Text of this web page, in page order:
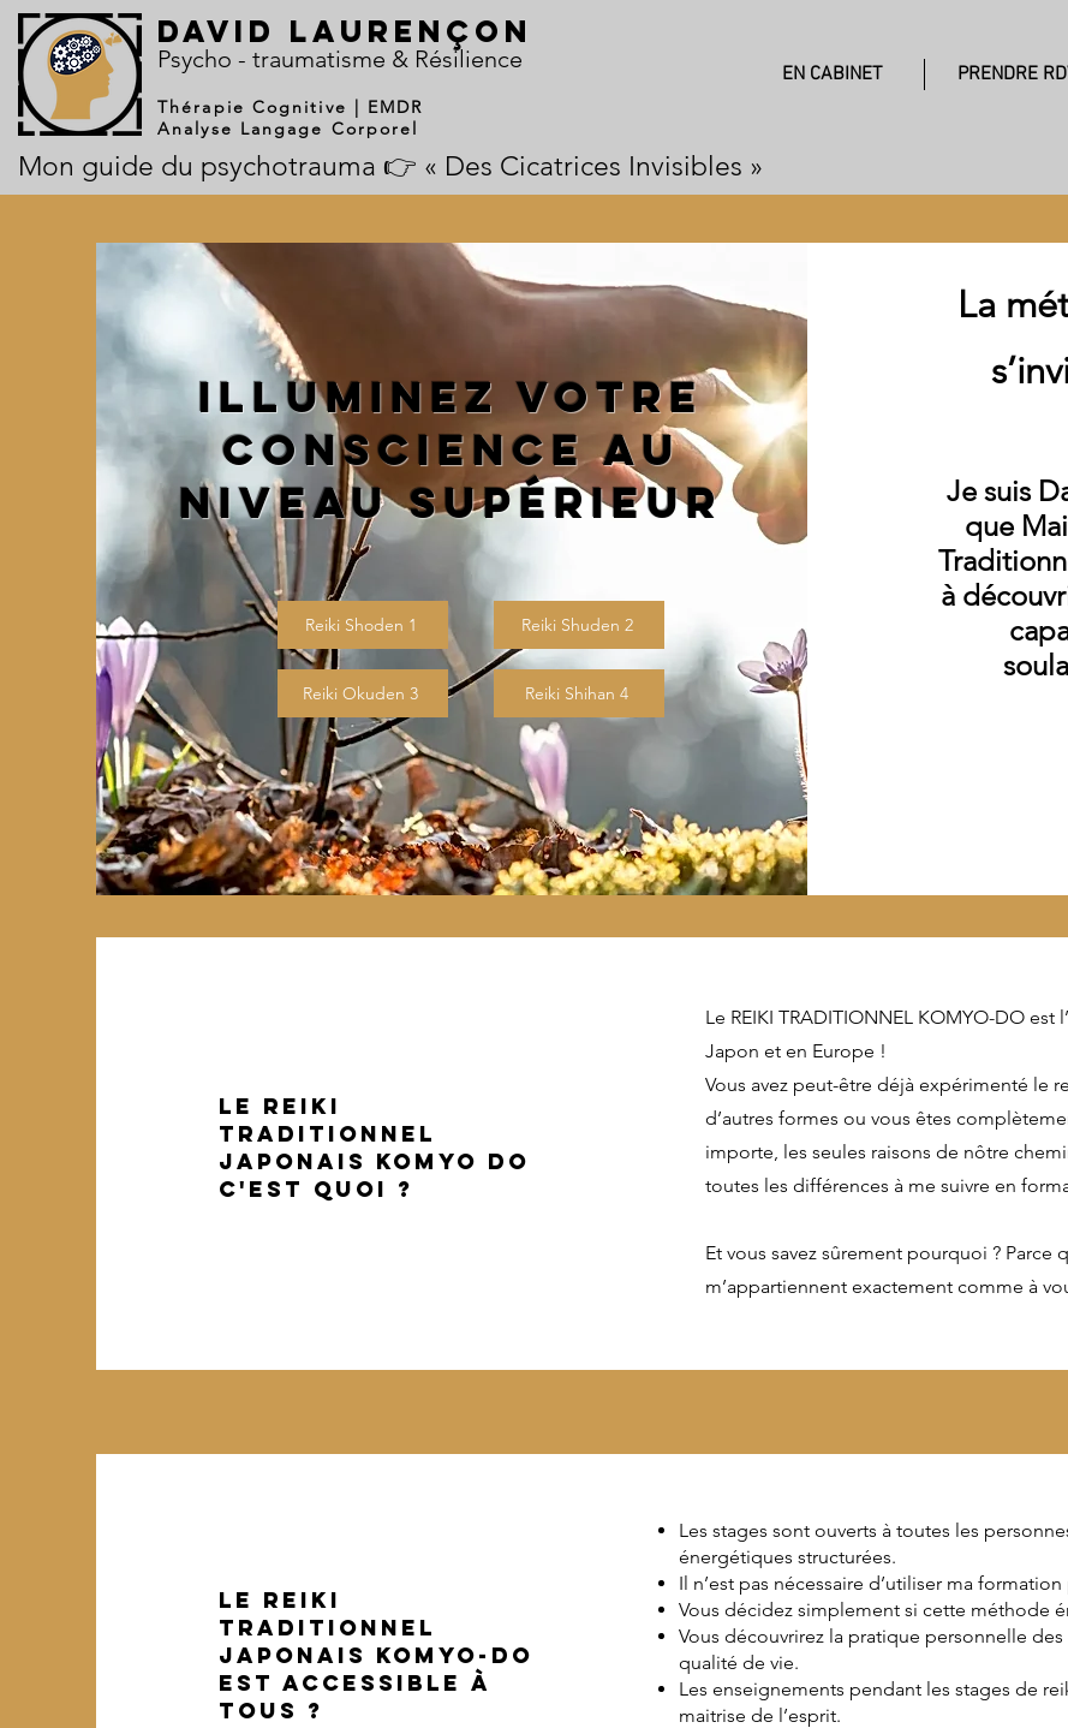
DAVID LAURENÇON
​Psycho - traumatisme & Résilience
Thérapie Cognitive | EMDR
Analyse Langage Corporel
EN CABINET PRENDRE
Mon guide du psychotrauma 👉 « Des Cicatrices Invisibles »
Illuminez votre
conscience au
niveau supérieur
Reiki Shoden 1
Reiki Okuden 3
Reiki Shuden 2
Reiki Shihan 4
La
Je suis
que
à
Le reiki
traditionnel
japonais Komyo Do
C'EST QUOI ?
Le REIKI TRADITIONNEL KOMYO-DO
Japon et en Europe !
Vous avez peut-être déjà expérimenté le
d’autres formes ou vous êtes
importe, les seules raisons de nôtre
toutes les différences à me suivre en
Et vous savez sûrement pourquoi ? Parce
m’appartiennent exactement comme à
Le reiki
traditionnel
japonais KOMYO-DO
est accessible à
tous ?
Les stages sont ouverts à toutes les
énergétiques structurées.
Il n’est pas nécessaire d’utiliser ma
Vous décidez simplement si cette méthode
Vous découvrirez la pratique personnelle
qualité de vie.
Les enseignements pendant les stages de
maitrise de l’esprit.